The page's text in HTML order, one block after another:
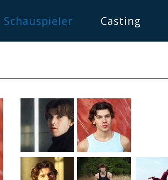
Schauspieler Casting